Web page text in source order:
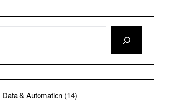
Data & Automation(14)